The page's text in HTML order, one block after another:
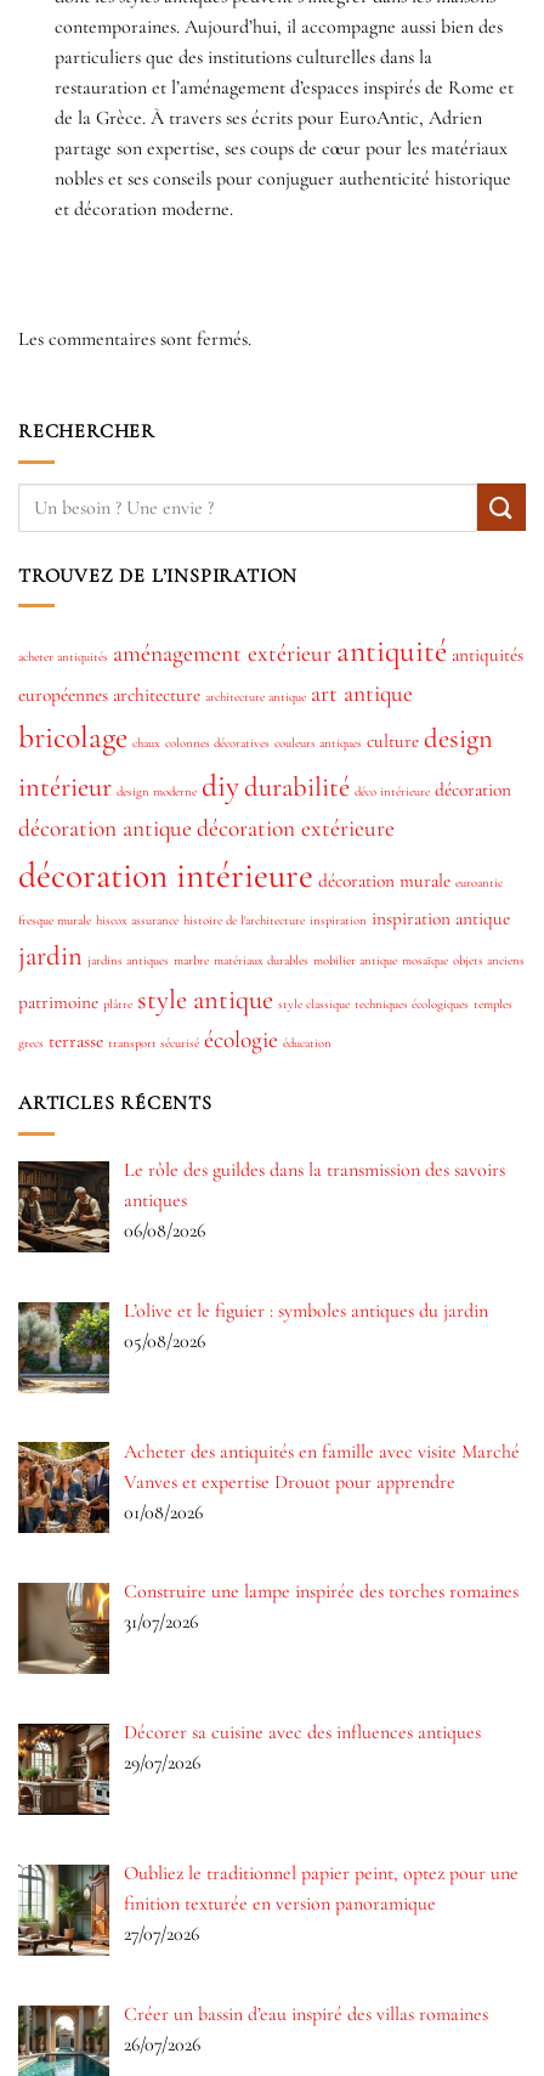
contemporaines. Aujourd’hui, il accompagne aussi bien des
particuliers que des institutions culturelles dans la
restauration et l’aménagement d’espaces inspirés de Rome et
de la Grèce. À travers ses écrits pour EuroAntic, Adrien
partage son expertise, ses coups de cœur pour les matériaux
nobles et ses conseils pour conjuguer authenticité historique
et décoration moderne.
Les commentaires sont fermés.
RECHERCHER
TROUVEZ DE L’INSPIRATION
acheter antiquités aménagement extérieur antiquité antiquités
européennes architecture architecture antique art antique
bricolage chaux colonnes décoratives couleurs antiques culture design
intérieur design moderne diydurabilité déco intérieure décoration
décoration antique décoration extérieure
décoration intérieure décoration murale euroantic
fresque murale hiscox assurance histoire de l'architecture inspiration inspiration antique
jardin jardins antiques marbre matériaux durables mobilier antique mosaïque objets anciens
patrimoine plâtre style antique style classique techniques écologiques temples
grecs terrasse transport sécurisé écologie éducation
ARTICLES RÉCENTS
Le rôle des guildes dans la transmission des savoirs
antiques
06/08/2026
L’olive et le figuier : symboles antiques du jardin
05/08/2026
Acheter des antiquités en famille avec visite Marché
Vanves et expertise Drouot pour apprendre
01/08/2026
Construire une lampe inspirée des torches romaines
31/07/2026
Décorer sa cuisine avec des influences antiques
29/07/2026
Oubliez le traditionnel papier peint, optez pour une
finition texturée en version panoramique
27/07/2026
Créer un bassin d’eau inspiré des villas romaines
26/07/2026